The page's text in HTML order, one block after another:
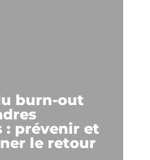
burn-out
: prévenir et
le retour